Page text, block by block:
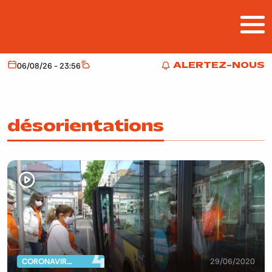
ALERTEZ-NOUS
ALERTEZ-NOUS
Aujourd'hui
06/08/26 - 23:56 Météo
désorientations
CORONAVIRUS 29/06/2020